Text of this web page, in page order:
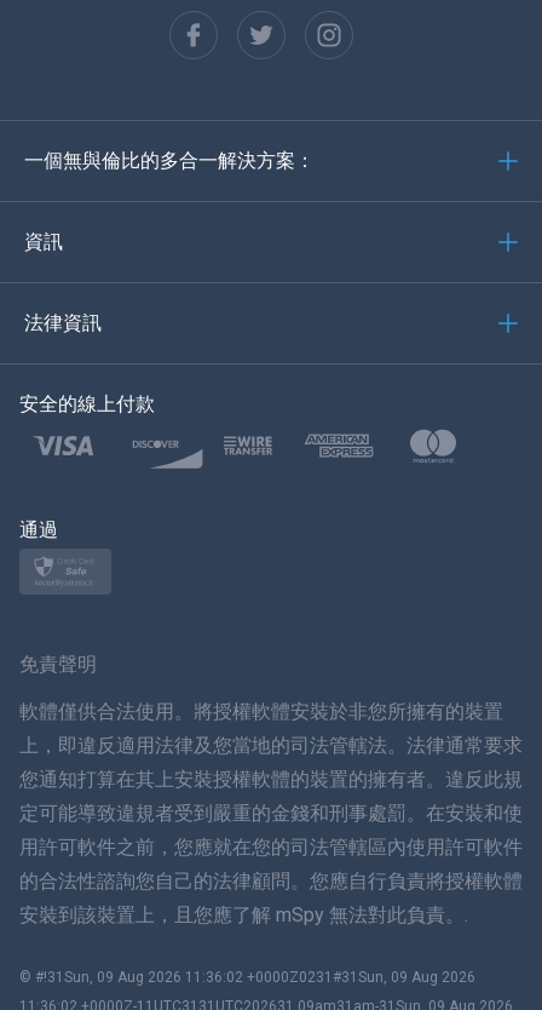
西班牙語
德語
土耳其語
波蘭語
ภาษาไทย
簡体中文
丹麥語
हिंदी
עברית
一個無與倫比的多合一解決方案：
資訊
法律資訊
安全的線上付款
通過
免責聲明
軟體僅供合法使用。將授權軟體安裝於非您所擁有的裝置
上，即違反適用法律及您當地的司法管轄法。法律通常要求
您通知打算在其上安裝授權軟體的裝置的擁有者。違反此規
定可能導致違規者受到嚴重的金錢和刑事處罰。在安裝和使
用許可軟件之前，您應就在您的司法管轄區內使用許可軟件
的合法性諮詢您自己的法律顧問。您應自行負責將授權軟體
安裝到該裝置上，且您應了解 mSpy 無法對此負責。.
© #!31Sun, 09 Aug 2026 11:36:02 +0000Z0231#31Sun, 09 Aug 2026
11:36:02 +0000Z-11UTC3131UTC202631 09am31am-31Sun, 09 Aug 2026